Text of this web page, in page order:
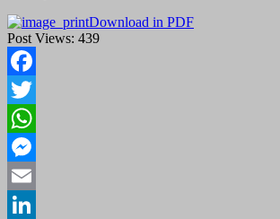
Download in PDF
Post Views: 439
Facebook
Twitter
WhatsApp
Messenger
Email